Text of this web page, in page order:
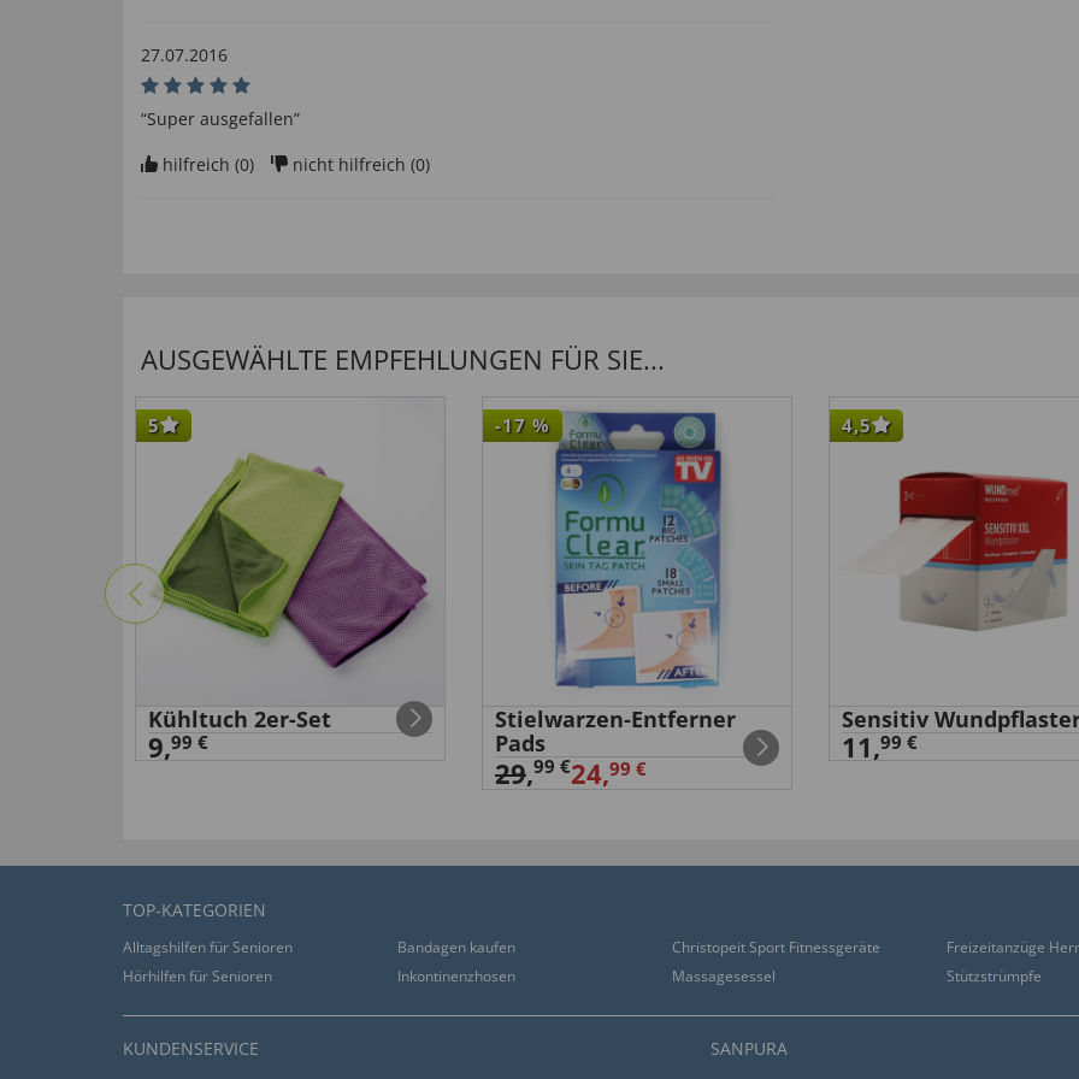
27.07.2016
“Super ausgefallen”
hilfreich (0) nicht hilfreich (0)
AUSGEWÄHLTE EMPFEHLUNGEN FÜR SIE...
5
Kühltuch 2er-Set
9,99 €
-17 %
Stielwarzen-Entferner
Pads
29,99 €24,99 €
4,5
Sensitiv
11,99 €
TOP-KATEGORIEN
Alltagshilfen für Senioren Bandagen kaufen Christopeit Sport Fitnessgeräte
Freizeitanzüge
Hörhilfen für Senioren
Inkontinenzhosen Massagesessel Stützstrümpfe
KUNDENSERVICE SANPURA